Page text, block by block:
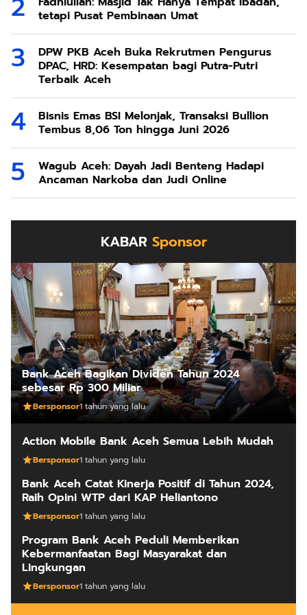
tetapi Pusat Pembinaan Umat
DPW PKB Aceh Buka Rekrutmen Pengurus
DPAC, HRD: Kesempatan bagi Putra-Putri
Terbaik Aceh
Bisnis Emas BSI Melonjak, Transaksi Bullion
Tembus 8,06 Ton hingga Juni 2026
Wagub Aceh: Dayah Jadi Benteng Hadapi
Ancaman Narkoba dan Judi Online
KABAR Sponsor
Bank Aceh Bagikan Dividen Tahun 2024
sebesar Rp 300 Miliar
Bersponsor1 tahun yang lalu
Action Mobile Bank Aceh Semua Lebih Mudah
Bersponsor1 tahun yang lalu
Bank Aceh Catat Kinerja Positif di Tahun 2024,
Raih Opini WTP dari KAP Heliantono
Bersponsor1 tahun yang lalu
Program Bank Aceh Peduli Memberikan
Kebermanfaatan Bagi Masyarakat dan
Lingkungan
Bersponsor1 tahun yang lalu